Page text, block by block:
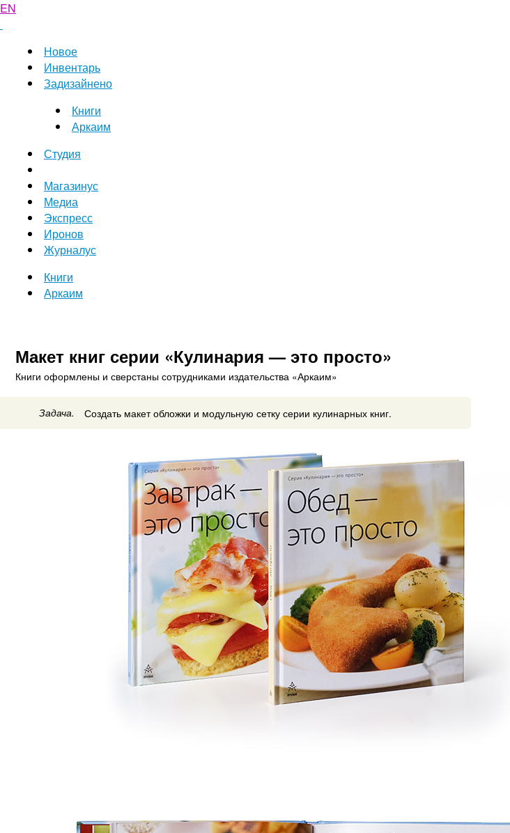
EN
Новое
Инвентарь
Задизайнено
Книги
Аркаим
Студия
Магазинус
Медиа
Экспресс
Иронов
Журналус
Книги
Аркаим
Макет книг серии «Кулинария — это просто»
Книги оформлены и сверстаны сотрудниками издательства «Аркаим»
Задача. Создать макет обложки и модульную сетку серии кулинарных книг.